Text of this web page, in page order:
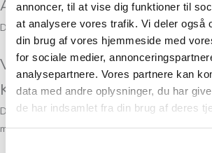
annoncer, til at vise dig funktioner til
at analysere vores trafik. Vi deler også
din brug af vores hjemmeside med
for sociale medier,
analysepartnere. Vores partnere kan
data med andre oplysninger, du har
de har indsamlet fra din brug af deres
Anmeldelser
Der er endnu ikke nogle anmeldelser.
Vær den første til at anmelde
Koksmelert 1088”
Din e-mailadresse vil ikke blive publiceret.
med*